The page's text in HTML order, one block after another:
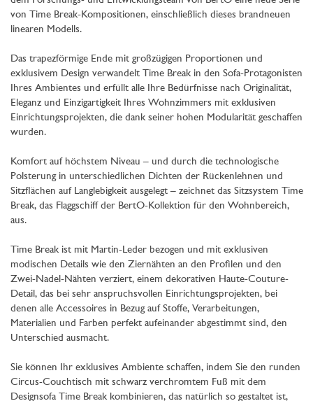
von Time Break-Kompositionen, einschließlich dieses brandneuen
linearen Modells.
Das trapezförmige Ende mit großzügigen Proportionen und
exklusivem Design verwandelt Time Break in den Sofa-Protagonisten
Ihres Ambientes und erfüllt alle Ihre Bedürfnisse nach Originalität,
Eleganz und Einzigartigkeit Ihres Wohnzimmers mit exklusiven
Einrichtungsprojekten, die dank seiner hohen Modularität geschaffen
wurden.
Komfort auf höchstem Niveau – und durch die technologische
Polsterung in unterschiedlichen Dichten der Rückenlehnen und
Sitzflächen auf Langlebigkeit ausgelegt – zeichnet das Sitzsystem Time
Break, das Flaggschiff der BertO-Kollektion für den Wohnbereich,
aus.
Time Break ist mit Martin-Leder bezogen und mit exklusiven
modischen Details wie den Ziernähten an den Profilen und den
Zwei-Nadel-Nähten verziert, einem dekorativen Haute-Couture-
Detail, das bei sehr anspruchsvollen Einrichtungsprojekten, bei
denen alle Accessoires in Bezug auf Stoffe, Verarbeitungen,
Materialien und Farben perfekt aufeinander abgestimmt sind, den
Unterschied ausmacht.
Sie können Ihr exklusives Ambiente schaffen, indem Sie den runden
Circus-Couchtisch mit schwarz verchromtem Fuß mit dem
Designsofa Time Break kombinieren, das natürlich so gestaltet ist,